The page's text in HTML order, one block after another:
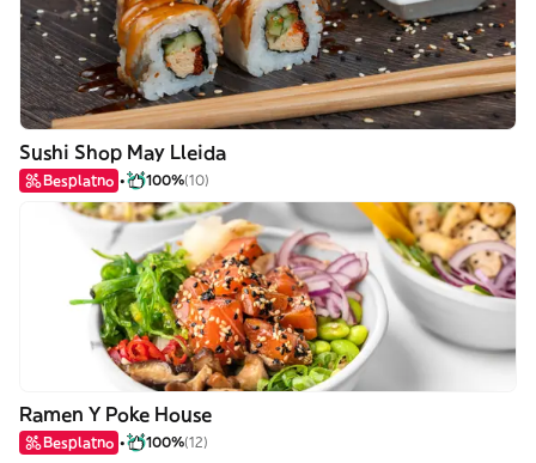
Sushi Shop May Lleida
Besplatno 100%(10)
Ramen Y Poke House
Besplatno 100%(12)